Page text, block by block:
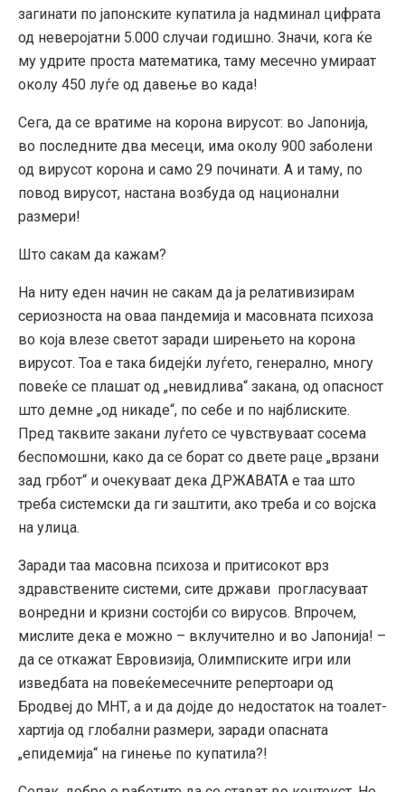
загинати по јапонските купатила ја надминал цифрата
од неверојатни 5.000 случаи годишно. Значи, кога ќе
му удрите проста математика, таму месечно умираат
околу 450 луѓе од давење во када!
Сега, да се вратиме на корона вирусот: во Јапонија,
во последните два месеци, има околу 900 заболени
од вирусот корона и само 29 починати. А и таму, по
повод вирусот, настана возбуда од национални
размери!
Што сакам да кажам?
На ниту еден начин не сакам да ја релативизирам
сериозноста на оваа пандемија и масовната психоза
во која влезе светот заради ширењето на корона
вирусот. Тоа е така бидејќи луѓето, генерално, многу
повеќе се плашат од „невидлива“ закана, од опасност
што демне „од никаде“, по себе и по најблиските.
Пред таквите закани луѓето се чувствуваат сосема
беспомошни, како да се борат со двете раце „врзани
зад грбот“ и очекуваат дека ДРЖАВАТА е таа што
треба системски да ги заштити, ако треба и со војска
на улица.
Заради таа масовна психоза и притисокот врз
здравствените системи, сите држави прогласуваат
вонредни и кризни состојби со вирусов. Впрочем,
мислите дека е можно – вклучително и во Јапонија! –
да се откажат Евровизија, Олимписките игри или
изведбата на повеќемесечните репертоари од
Бродвеј до МНТ, а и да дојде до недостаток на тоалет-
хартија од глобални размери, заради опасната
„епидемија“ на гинење по купатила?!